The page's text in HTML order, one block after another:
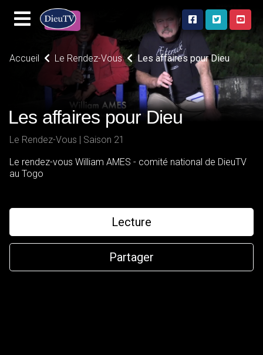
Accueil Le Rendez-Vous Les affaires pour Dieu
Les affaires pour Dieu
Le Rendez-Vous | Saison 21
Le rendez-vous William AMES - comité national de DieuTV
au Togo
Lecture
Partager